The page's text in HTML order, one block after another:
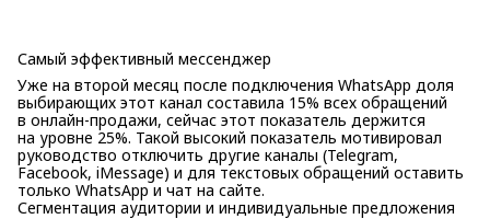
Самый эффективный мессенджер
Уже на второй месяц после подключения WhatsApp доля
выбирающих этот канал составила 15% всех обращений
в онлайн-продажи, сейчас этот показатель держится
на уровне 25%. Такой высокий показатель мотивировал
руководство отключить другие каналы (Telegram,
Facebook, iMessage) и для текстовых обращений оставить
только WhatsApp и чат на сайте.
Сегментация аудитории и индивидуальные предложения